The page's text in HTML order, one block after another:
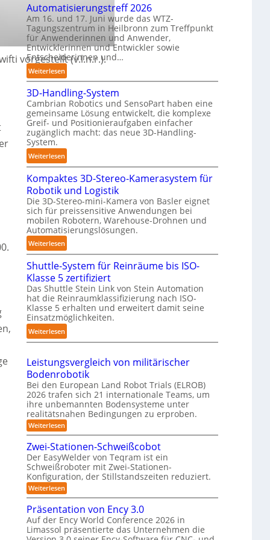
vorgestellt (v.l.n.r.).
o
b
o
t
n
d
i
g
e
P
o
y
m
e
r
l
a
g
e
r
f
ü
r
T
a
c
h
r
o
b
t
r
Automatisierungstreff 2026
Am 16. und 17. Juni wurde das WTZ-
Tagungszentrum in Heilbronn zum Treffpunkt
für Anwenderinnen und Anwender,
Entwicklerinnen und Entwickler sowie
Entscheiderinnen und…
Weiterlesen:
A
u
t
o
m
a
t
i
i
e
r
u
n
g
s
t
r
e
f
f
2
0
2
3D-Handling-System
Cambrian Robotics und SensoPart haben eine
gemeinsame Lösung entwickelt, die komplexe
Greif- und Positionieraufgaben einfacher
zugänglich macht: das neue 3D-Handling-
System.
Weiterlesen:
3
D
-
H
a
n
d
l
n
g
-
S
y
s
t
m
Kompaktes 3D-Stereo-Kamerasystem für
Robotik und Logistik
Die 3D-Stereo-mini-Kamera von Basler eignet
sich für preissensitive Anwendungen bei
mobilen Robotern, Warehouse-Drohnen und
Automatisierungslösungen.
Weiterlesen:
K
o
m
p
a
k
t
e
s
D
-
S
t
e
r
e
o
-
K
a
m
e
r
a
Shuttle-System für Reinräume bis ISO-
Klasse 5 zertifiziert
Das Shuttle Stein Link von Stein Automation
hat die Reinraumklassifizierung nach ISO-
Klasse 5 erhalten und erweitert damit seine
Einsatzmöglichkeiten.
Weiterlesen:
S
u
t
t
l
e
-
S
y
s
t
e
m
ü
r
R
Leistungsvergleich von militärischer
Bodenrobotik
Bei den European Land Robot Trials (ELROB)
2026 trafen sich 21 internationale Teams, um
ihre unbemannten Bodensysteme unter
realitätsnahen Bedingungen zu erproben.
Weiterlesen:
L
e
i
s
t
u
n
g
s
v
e
r
g
Zwei-Stationen-Schweißcobot
Der EasyWelder von Teqram ist ein
Schweißroboter mit Zwei-Stationen-
Konfiguration, der Stillstandszeiten reduziert.
Weiterlesen:
Z
w
e
i
-
S
Präsentation von Ency 3.0
Auf der Ency World Conference 2026 in
Limassol präsentierte das Unternehmen die